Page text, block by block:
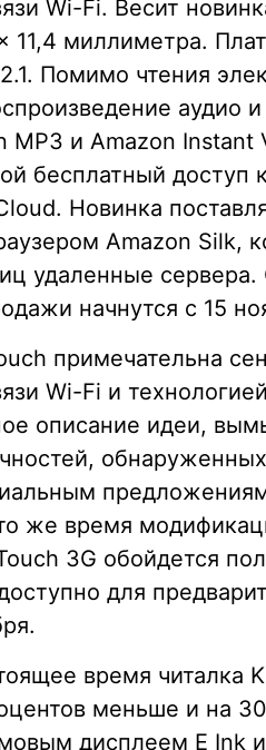
Wi-Fi. Весит
11,4 миллиметра.
Помимо чтения
аудио
MP3 и Amazon
бесплатный доступ
Новинка
Amazon Silk,
удаленные
начнутся с 15
примечательна
Wi-Fi и
описание идеи,
же время
3G обойдется
для
время читалка
меньше и на
дисплеем E Ink